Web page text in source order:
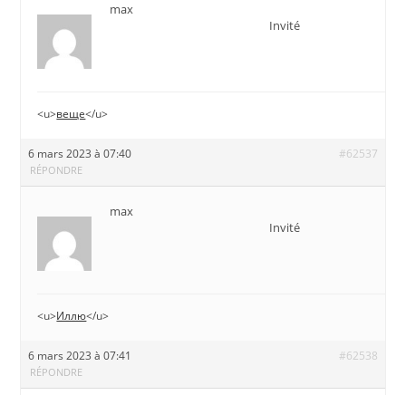
max
Invité
<u>веще</u>
6 mars 2023 à 07:40 #62537
RÉPONDRE
max
Invité
<u>Иллю</u>
6 mars 2023 à 07:41 #62538
RÉPONDRE